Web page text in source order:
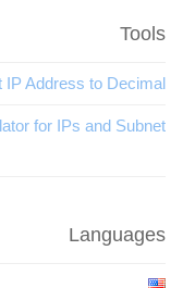
Tools
IP Address to Decimal
for IPs and Subnet
Languages